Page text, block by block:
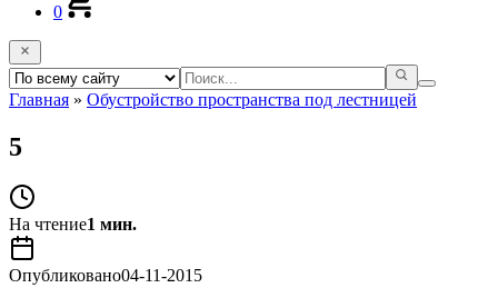
0
Главная » Обустройство пространства под лестницей
5
На чтение1 мин.
Опубликовано04-11-2015